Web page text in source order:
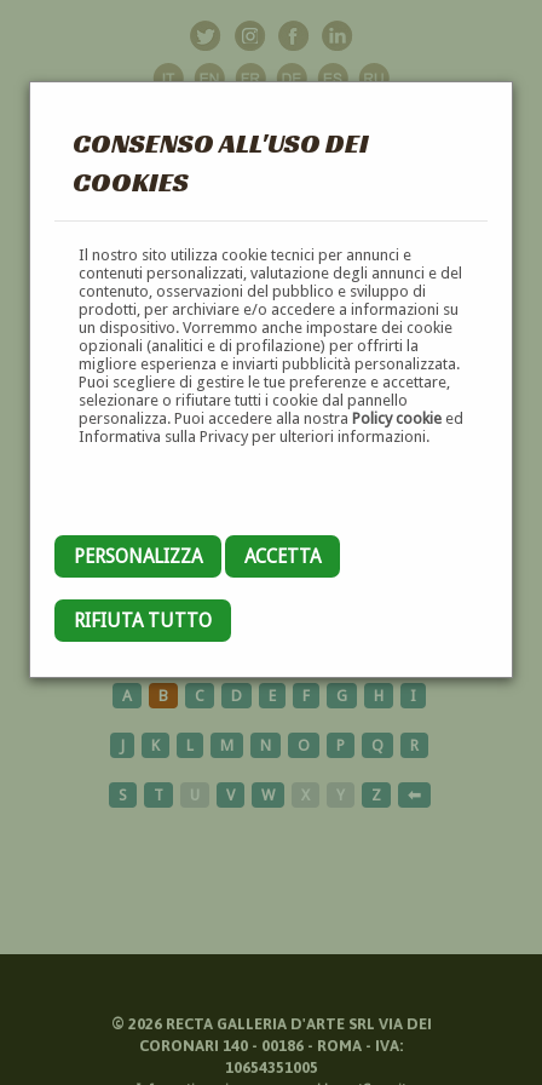
CONSENSO ALL'USO DEI
COOKIES
Il nostro sito utilizza cookie tecnici per annunci e
contenuti personalizzati, valutazione degli annunci e del
contenuto, osservazioni del pubblico e sviluppo di
prodotti, per archiviare e/o accedere a informazioni su
un dispositivo. Vorremmo anche impostare dei cookie
opzionali (analitici e di profilazione) per offrirti la
migliore esperienza e inviarti pubblicità personalizzata.
Puoi scegliere di gestire le tue preferenze e accettare,
selezionare o rifiutare tutti i cookie dal pannello
personalizza. Puoi accedere alla nostra Policy cookieed
Informativa sulla Privacy per ulteriori informazioni.
PERSONALIZZA ACCETTA
RIFIUTA TUTTO
GALLERIAD'ARTE
DIPINTI E SCULTURE '800 E '900
ISCHIA
A B C D E F G H I
J K L M N O P Q R
S T U V W X Y Z ⬅
© 2026RECTA GALLERIA D'ARTE SRL VIA DEI
CORONARI 140 - 00186 - ROMA - IVA:
10654351005